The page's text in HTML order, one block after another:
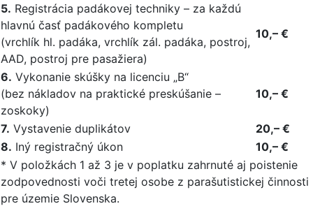
5. Registrácia padákovej techniky – za každú
hlavnú časť padákového kompletu
(vrchlík hl. padáka, vrchlík zál. padáka, postroj,
AAD, postroj pre pasažiera)
10,– €
6. Vykonanie skúšky na licenciu „B“
(bez nákladov na praktické preskúšanie –
zoskoky)
10,– €
7. Vystavenie duplikátov
20,– €
8. Iný registračný úkon
10,– €
* V položkách 1 až 3 je v poplatku zahrnuté aj poistenie
zodpovednosti voči tretej osobe z parašutistickej činnosti
pre územie Slovenska.